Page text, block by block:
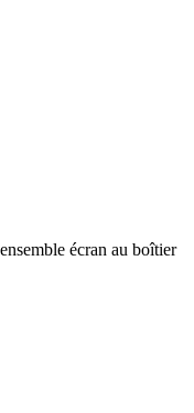
écran au boîtier